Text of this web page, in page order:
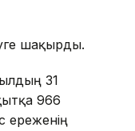
шақырды.
31
966
ереженің